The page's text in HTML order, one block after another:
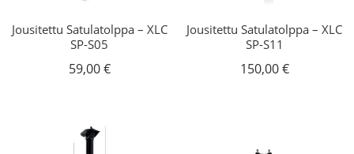
Jousitettu Satulatolppa – XLC
SP-S05
59,00€
Jousitettu Satulatolppa – XLC
SP-S11
150,00€